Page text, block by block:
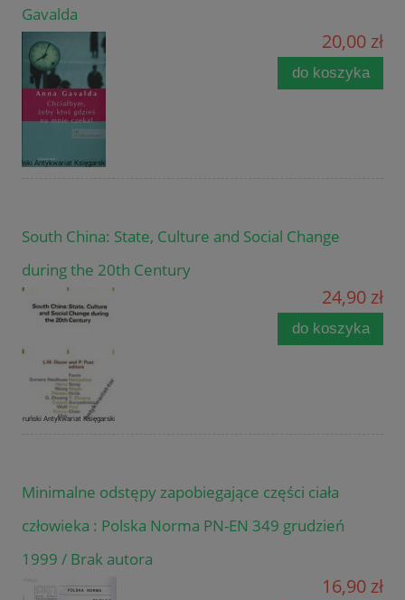
Gavalda
20,00 zł
do koszyka
South China: State, Culture and Social Change
during the 20th Century
24,90 zł
do koszyka
Minimalne odstępy zapobiegające części ciała
człowieka : Polska Norma PN-EN 349 grudzień
1999 / Brak autora
16,90 zł